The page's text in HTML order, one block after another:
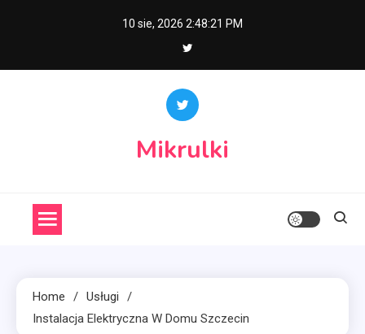
10 sie, 2026 2:48:22 PM
Mikrulki
Home
Usługi
Instalacja Elektryczna W Domu Szczecin